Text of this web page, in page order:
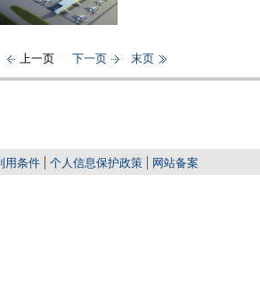
上一页 下一页 末页
用条件 个人信息保护政策 网站备案